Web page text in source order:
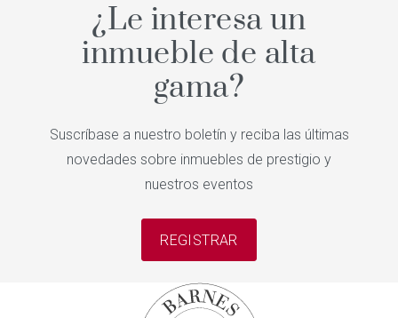
¿Le interesa un
inmueble de alta
gama?
Suscríbase a nuestro boletín y reciba las últimas
novedades sobre inmuebles de prestigio y
nuestros eventos
REGISTRAR